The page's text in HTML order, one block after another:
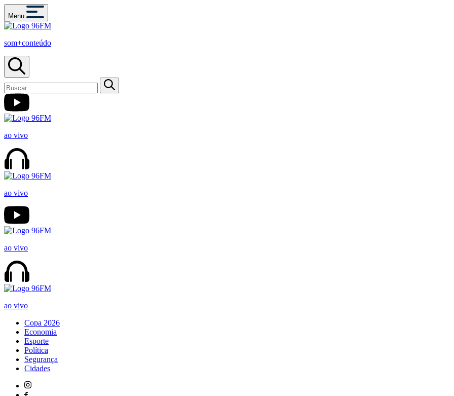
Menu
som+conteúdo
ao vivo
ao vivo
ao vivo
ao vivo
Copa 2026
Economia
Esporte
Política
Segurança
Cidades